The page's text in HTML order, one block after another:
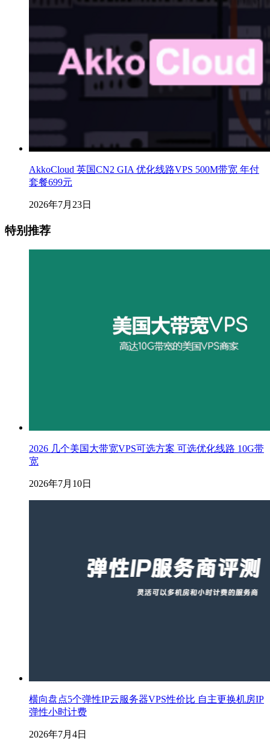
AkkoCloud 英国CN2 GIA 优化线路VPS 500M带宽 年付
套餐699元
2026年7月23日
特别推荐
2026 几个美国大带宽VPS可选方案 可选优化线路 10G带
宽
2026年7月10日
横向盘点5个弹性IP云服务器VPS性价比 自主更换机房IP
弹性小时计费
2026年7月4日